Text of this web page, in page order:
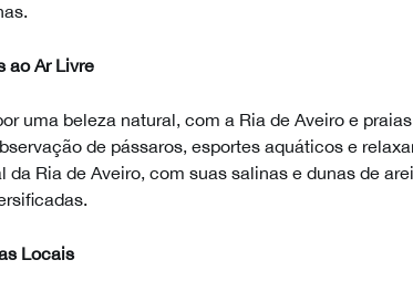
ao Ar Livre
uma beleza natural, com a Ria de Aveiro e
de pássaros, esportes aquáticos e
da Ria de Aveiro, com suas salinas e dunas de
Locais